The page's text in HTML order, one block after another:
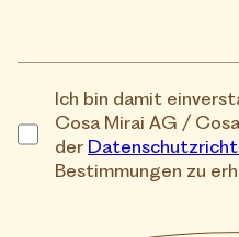
Ich bin damit
Cosa Mirai AG /
der
Bestimmungen zu